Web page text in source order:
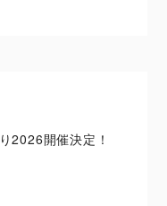
2026開催決定！